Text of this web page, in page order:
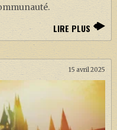
LIRE PLUS
15 avril 2025